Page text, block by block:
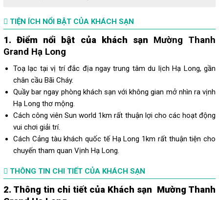
TIỆN ÍCH NỔI BẬT CỦA KHÁCH SẠN
1. Điểm nổi bật của khách sạn Mường Thanh
Grand Hạ Long
Toạ lạc tại vị trí đắc địa ngay trung tâm du lịch Hạ Long, gần
chân cầu Bãi Cháy.
Quầy bar ngay phòng khách sạn với không gian mở nhìn ra vịnh
Hạ Long thơ mộng.
Cách công viên Sun world 1km rất thuận lợi cho các hoạt động
vui chơi giải trí.
Cách Cảng tàu khách quốc tế Hạ Long 1km rất thuận tiện cho
chuyến tham quan Vịnh Hạ Long.
THÔNG TIN CHI TIẾT CỦA KHÁCH SẠN
2. Thông tin chi tiết của Khách sạn Mường Thanh